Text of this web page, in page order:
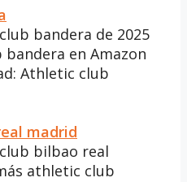
bandera de 2025
en Amazon
Athletic club
madrid
bilbao real
athletic club